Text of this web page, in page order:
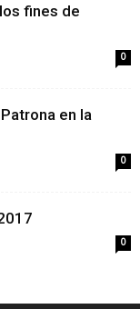
fines de
0
en la
0
0